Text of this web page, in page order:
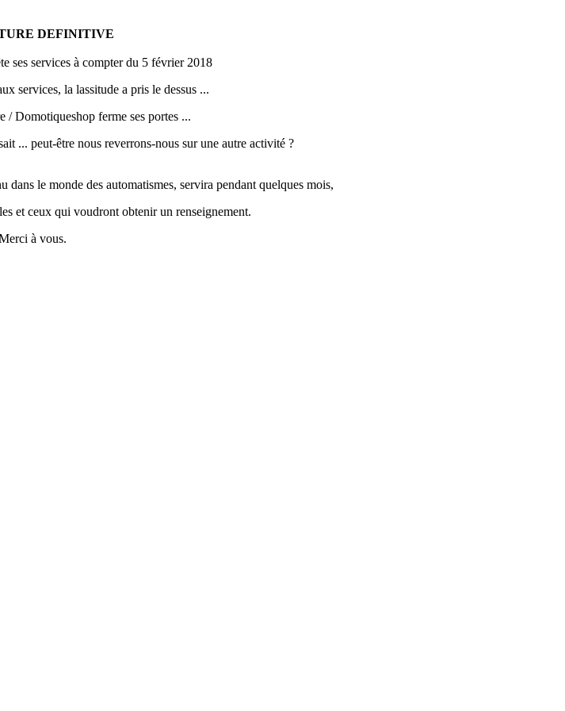
DEFINITIVE
ses services à compter du 5 février 2018
services, la lassitude a pris le dessus ...
Domotiqueshop ferme ses portes ...
... peut-être nous reverrons-nous sur une autre activité ?
dans le monde des automatismes, servira pendant quelques mois,
et ceux qui voudront obtenir un renseignement.
à vous.